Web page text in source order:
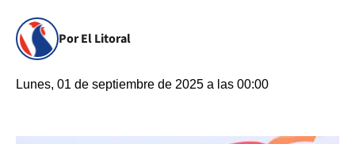
Por El Litoral
Lunes, 01 de septiembre de 2025 a las 00:00